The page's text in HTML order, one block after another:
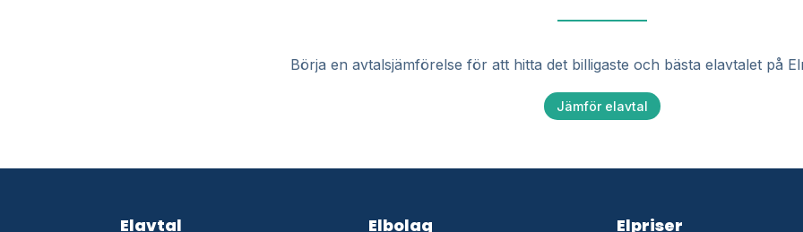
Börja en avtalsjämförelse för att hitta det billigaste och bästa elavtalet på
Jämför elavtal
Elavtal Elbolag Elpriser